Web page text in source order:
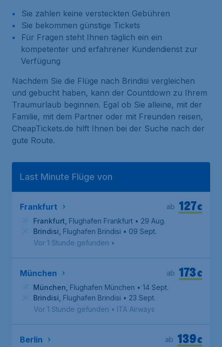
Sie zahlen keine versteckten Gebühren
Sie bekommen günstige Tickets
Für Fragen steht Ihnen täglich ein ein
kompetenter und erfahrener Kundendienst zur
Verfügung
Nachdem Sie die Flüge nach Brindisi vergleichen
und gebucht haben, kann der Countdown zu Ihrem
Traumurlaub beginnen. Egal ob Sie alleine, mit der
Familie, mit dem Partner oder mit Freunden reisen,
CheapTickets.de hilft Ihnen bei der Suche nach der
gute Route.
Last Minute Flüge von
Frankfurt €
127
ab
Frankfurt Flughafen Frankfurt • 29 Aug.
Brindisi Flughafen Brindisi • 09 Sept.
Vor 1 Stunde gefunden •
München €
173
ab
München Flughafen München • 14 Sept.
Brindisi Flughafen Brindisi • 23 Sept.
Vor 1 Stunde gefunden • ITA Airways
Berlin €
139
ab